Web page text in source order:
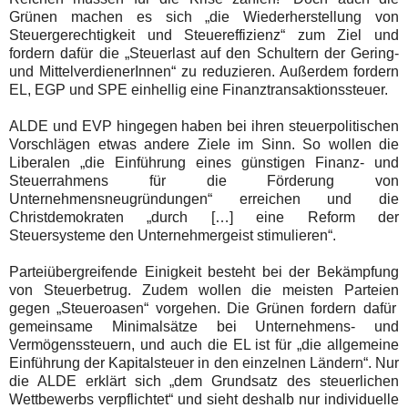
Grünen machen es sich „die Wiederherstellung von
Steuergerechtigkeit und Steuereffizienz“ zum Ziel und
fordern dafür die „Steuerlast auf den Schultern der Gering-
und MittelverdienerInnen“ zu reduzieren. Außerdem fordern
EL, EGP und SPE einhellig eine Finanztransaktionssteuer.
ALDE und EVP hingegen haben bei ihren steuerpolitischen
Vorschlägen etwas andere Ziele im Sinn. So wollen die
Liberalen „die Einführung eines günstigen Finanz- und
Steuerrahmens für die Förderung von
Unternehmensneugründungen“ erreichen und die
Christdemokraten„durch […] eine Reform der
Steuersysteme den Unternehmergeist stimulieren“.
Parteiübergreifende Einigkeit besteht bei der Bekämpfung
von Steuerbetrug. Zudem wollen die meisten Parteien
gegen „Steueroasen“ vorgehen. Die Grünen fordern dafür
gemeinsame Minimalsätze bei Unternehmens- und
Vermögenssteuern, und auch die EL ist für „die allgemeine
Einführung der Kapitalsteuer in den einzelnen Ländern“. Nur
die ALDE erklärt sich„dem Grundsatz des steuerlichen
Wettbewerbs verpflichtet“ und sieht deshalb nur individuelle